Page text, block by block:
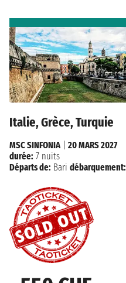
Italie, Grèce, Turquie
MSC SINFONIA| 20 MARS 2027
durée: 7 nuits
Départs de: Bari débarquement: